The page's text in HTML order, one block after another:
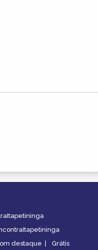
destaque | Grátis